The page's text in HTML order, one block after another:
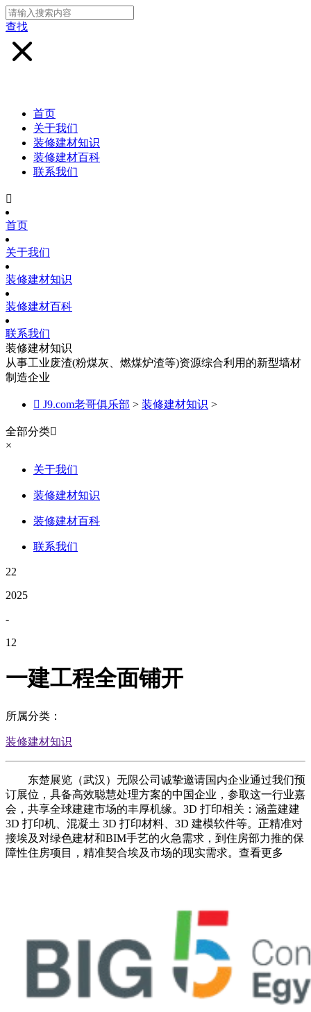
查找
首页
关于我们
装修建材知识
装修建材百科
联系我们

首页
关于我们
装修建材知识
装修建材百科
联系我们
装修建材知识
从事工业废渣(粉煤灰、燃煤炉渣等)资源综合利用的新型墙材
制造企业
 J9.com老哥俱乐部 > 装修建材知识 >
全部分类
×
关于我们
装修建材知识
装修建材百科
联系我们
22
2025
-
12
一建工程全面铺开
所属分类：
装修建材知识
东楚展览（武汉）无限公司诚挚邀请国内企业通过我们预
订展位，具备高效聪慧处理方案的中国企业，参取这一行业嘉
会，共享全球建建市场的丰厚机缘。3D 打印相关：涵盖建建
3D 打印机、混凝土 3D 打印材料、3D 建模软件等。正精准对
接埃及对绿色建材和BIM手艺的火急需求，到住房部力推的保
障性住房项目，精准契合埃及市场的现实需求。查看更多